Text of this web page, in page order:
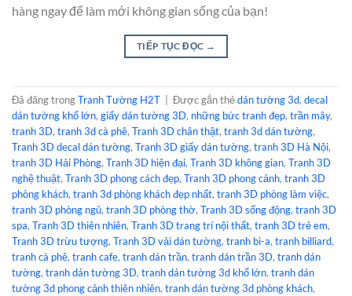
hàng ngay để làm mới không gian sống của bạn!
TIẾP TỤC ĐỌC →
Đã đăng trongTranh Tường H2T Được gắn thẻdán tường 3d, decal
dán tường khổ lớn, giấy dán tường 3D, những bức tranh đẹp, trần mây,
tranh 3D, tranh 3d cà phê, Tranh 3D chân thật, tranh 3d dán tường,
Tranh 3D decal dán tường, Tranh 3D giấy dán tường, tranh 3D Hà Nội,
tranh 3D Hải Phòng, Tranh 3D hiện đại, Tranh 3D không gian, Tranh 3D
nghệ thuật, Tranh 3D phong cách đẹp, Tranh 3D phong cảnh, tranh 3D
phòng khách, tranh 3d phòng khách đẹp nhất, tranh 3D phòng làm việc,
tranh 3D phòng ngủ, tranh 3D phòng thờ, Tranh 3D sống động, tranh 3D
spa, Tranh 3D thiên nhiên, Tranh 3D trang trí nội thất, tranh 3D trẻ em,
Tranh 3D trừu tượng, Tranh 3D vải dán tường, tranh bi-a, tranh billiard,
tranh cà phê, tranh cafe, tranh dán trần, tranh dán trần 3D, tranh dán
tường, tranh dán tường 3D, tranh dán tường 3d khổ lớn, tranh dán
tường 3d phong cảnh thiên nhiên, tranh dán tường 3d phòng khách,